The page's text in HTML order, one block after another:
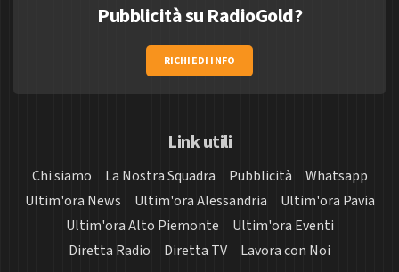
Pubblicità su RadioGold?
RICHIEDI INFO
Link utili
Chi siamo La Nostra Squadra Pubblicità
Whatsapp
Ultim'ora News
Ultim'ora Alessandria
Ultim'ora Pavia
Ultim'ora Alto Piemonte
Ultim'ora Eventi
Diretta Radio
Diretta TV Lavora con Noi